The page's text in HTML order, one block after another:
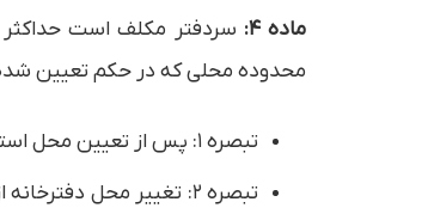
ماده ۴:
سردفتر مکلف است
محدوده محلی که در حکم تعیین
تبصره ۱: پس از تعیین محل استقرار دفترخانه و تأیید آن از طرف اداره ثبت مربوط، هرگونه جابجایی در همان محل، منوط به تأیید اداره ثبت همان محل است.
تبصره ۲: تغییر محل